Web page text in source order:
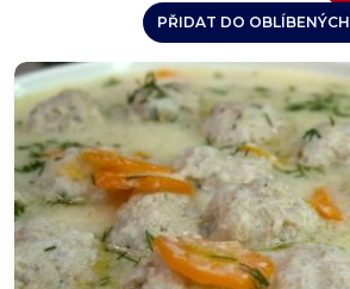
PŘIDAT DO OBLÍBENÝCH